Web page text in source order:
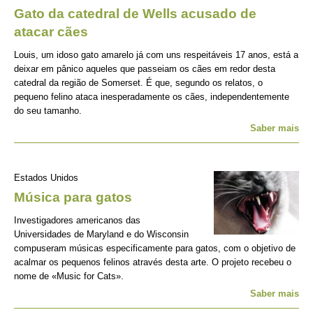
Gato da catedral de Wells acusado de
atacar cães
Louis, um idoso gato amarelo já com uns respeitáveis 17 anos, está a
deixar em pânico aqueles que passeiam os cães em redor desta
catedral da região de Somerset. É que, segundo os relatos, o
pequeno felino ataca inesperadamente os cães, independentemente
do seu tamanho.
Saber mais
Estados Unidos
Música para gatos
Investigadores americanos das
Universidades de Maryland e do Wisconsin
compuseram músicas especificamente para gatos, com o objetivo de
acalmar os pequenos felinos através desta arte. O projeto recebeu o
nome de «Music for Cats».
Saber mais